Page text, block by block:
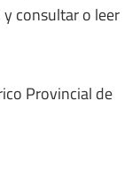
consultar o leer
Provincial de